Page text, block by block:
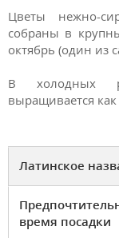
Цветы нежно-
собраны в
октябрь (один из
В холодных
выращивается
Латинское
время посадки